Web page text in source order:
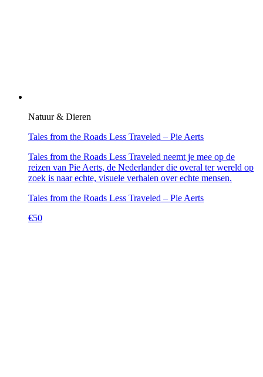
Natuur & Dieren
Tales from the Roads Less Traveled – Pie Aerts
Tales from the Roads Less Traveled neemt je mee op de
reizen van Pie Aerts, de Nederlander die overal ter wereld op
zoek is naar echte, visuele verhalen over echte mensen.
Tales from the Roads Less Traveled – Pie Aerts
€50